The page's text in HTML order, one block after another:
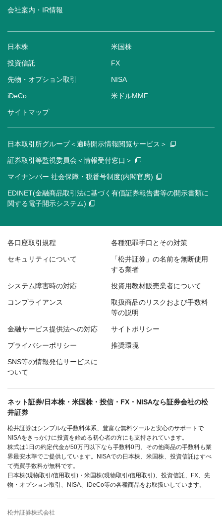
会社案内・IR情報
日本株 米国株
投資信託 FX
先物・オプション取引 NISA
iDeCo 米ドルMMF
サイトマップ
日本取引所グループ＜適時開示情報閲覧サービス＞
証券取引等監視委員会＜情報受付窓口＞
マイナンバー 社会保障・税番号制度(内閣官房)
EDINET(金融商品取引法に基づく有価証券報告書等の開示書類に
関する電子開示システム)
各口座取引規程 各種犯罪手口とその対策
セキュリティについて
「松井証券」の名前を無断使用
する業者
システム障害時の対応 投資用教材販売業者について
コンプライアンス
取扱商品のリスクおよび手数料
等の説明
金融サービス提供法への対応 サイトポリシー
プライバシーポリシー 推奨環境
SNS等の情報発信サービスに
ついて
ネット証券/日本株・米国株・投信・FX・NISAなら証券会社の松
井証券
松井証券はシンプルな手数料体系、豊富な無料ツールと安心のサポートで
NISAをきっかけに投資を始める初心者の方にも支持されています。
株式は1日の約定代金が50万円以下なら手数料0円、その他商品の手数料も業
界最安水準でご提供しています。NISAでの日本株、米国株、投資信託はすべ
て売買手数料が無料です。
日本株(現物取引/信用取引)・米国株(現物取引/信用取引)、投資信託、FX、先
物・オプション取引、NISA、iDeCo等の各種商品をお取扱いしています。
松井証券株式会社